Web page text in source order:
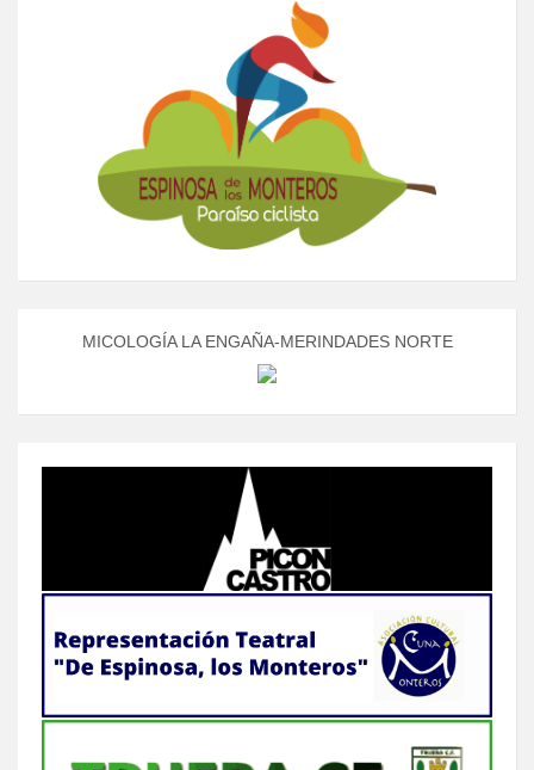
MICOLOGÍA LA ENGAÑA-MERINDADES NORTE